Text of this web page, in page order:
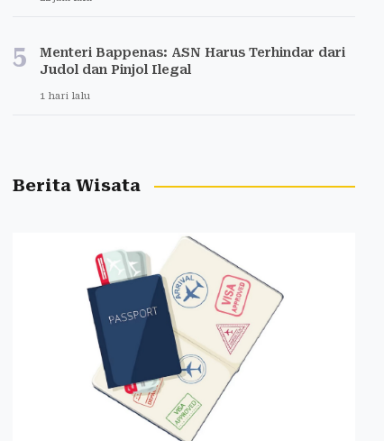
5
Menteri Bappenas: ASN Harus Terhindar dari
Judol dan Pinjol Ilegal
1 hari lalu
Berita Wisata